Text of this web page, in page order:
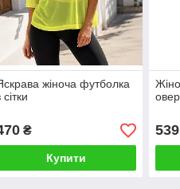
жіноча футболка
сітки
₴
Купити
539